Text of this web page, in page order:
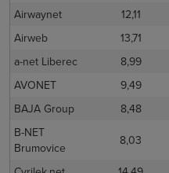
Airwaynet
12,11
Airweb
13,71
a-net Liberec
8,99
AVONET
9,49
BAJA Group
8,48
B-NET
Brumovice
8,03